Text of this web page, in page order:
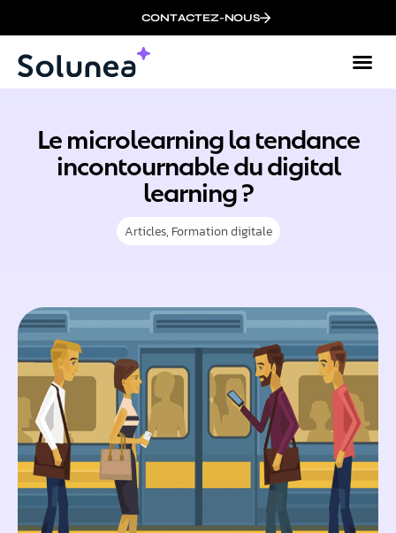
CONTACTEZ-NOUS
Le microlearning la tendance
incontournable du digital
learning ?
Articles, Formation digitale